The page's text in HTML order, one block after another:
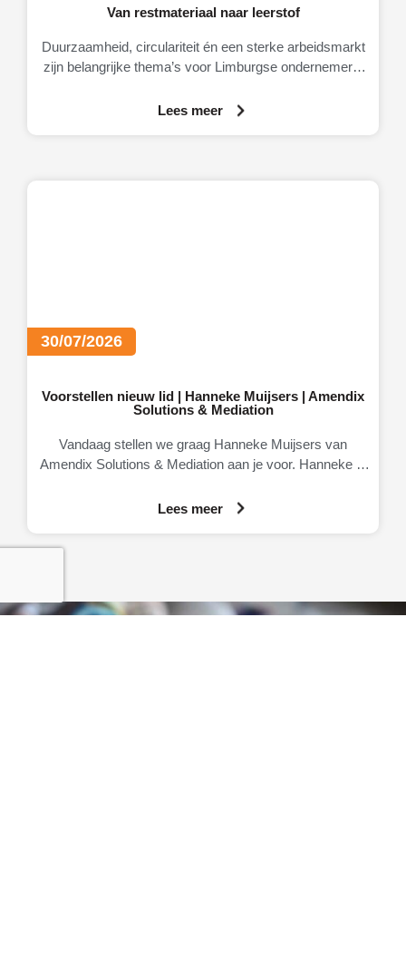
Van restmateriaal naar leerstof
Duurzaamheid, circulariteit én een sterke arbeidsmarkt
zijn belangrijke thema’s voor Limburgse ondernemers.
onder de aandacht.
Lees meer
30/07/2026
Voorstellen nieuw lid | Hanneke Muijsers | Amendix
Solutions & Mediation
Vandaag stellen we graag Hanneke Muijsers van
Amendix Solutions & Mediation aan je voor. Hanneke is
Lees meer